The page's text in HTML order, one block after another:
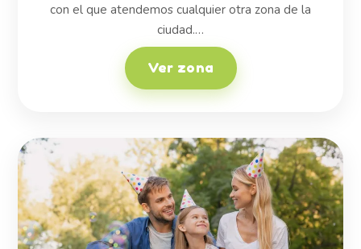
con el que atendemos cualquier otra zona de la
ciudad.…
Ver zona